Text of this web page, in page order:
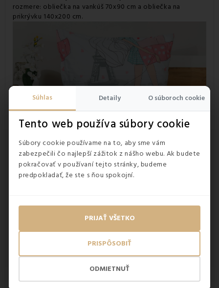
Súhlas Detaily O súboroch cookie
Tento web používa súbory cookie
Súbory cookie používame na to, aby sme vám
zabezpečili čo najlepší zážitok z nášho webu. Ak budete
pokračovať v používaní tejto stránky, budeme
predpokladať, že ste s ňou spokojní.
ODMIETNUŤ
PRISPÔSOBIŤ
PRIJAŤ VŠETKO
rozmere: obliečka na vankúš 70x90 cm a obliečka na
prikrývku 140x200 cm.
Výhody detských obliečok:
príjemná 100% bavlna
hebký a zároveň odolný materiál
obľúbené obliečky pre dievčatá
jednoduché zapínanie pomocou zipsu
vhodné aj pre citlivú detskú pokožku